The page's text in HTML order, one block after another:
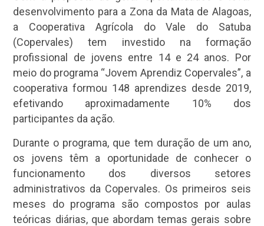
desenvolvimento para a Zona da Mata de Alagoas,
a Cooperativa Agrícola do Vale do Satuba
(Copervales) tem investido na formação
profissional de jovens entre 14 e 24 anos. Por
meio do programa “Jovem Aprendiz Copervales”, a
cooperativa formou 148 aprendizes desde 2019,
efetivando aproximadamente 10% dos
participantes da ação.
Durante o programa, que tem duração de um ano,
os jovens têm a oportunidade de conhecer o
funcionamento dos diversos setores
administrativos da Copervales. Os primeiros seis
meses do programa são compostos por aulas
teóricas diárias, que abordam temas gerais sobre